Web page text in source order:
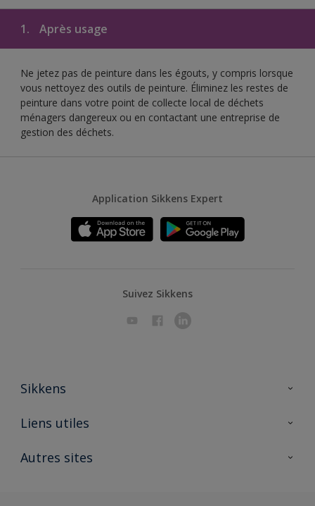
1. Après usage
Ne jetez pas de peinture dans les égouts, y compris lorsque
vous nettoyez des outils de peinture. Éliminez les restes de
peinture dans votre point de collecte local de déchets
ménagers dangereux ou en contactant une entreprise de
gestion des déchets.
Application Sikkens Expert
Suivez Sikkens
Sikkens
A propos de Sikkens
Liens utiles
Ouvrir un magasin PASS
Autres sites